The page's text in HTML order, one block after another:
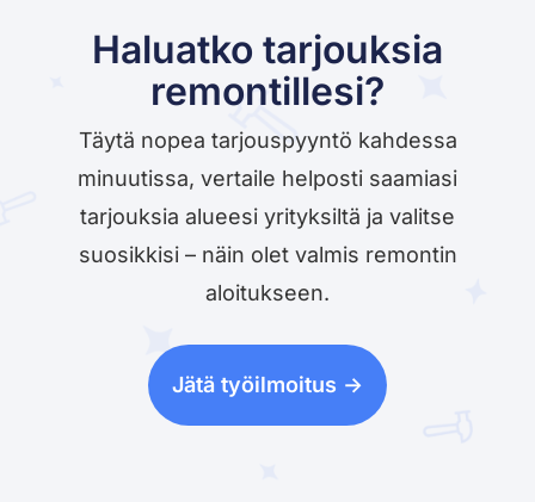
Haluatko tarjouksia
remontillesi?
Täytä nopea tarjouspyyntö kahdessa
minuutissa, vertaile helposti saamiasi
tarjouksia alueesi yrityksiltä ja valitse
suosikkisi – näin olet valmis remontin
aloitukseen.
Jätä työilmoitus ->